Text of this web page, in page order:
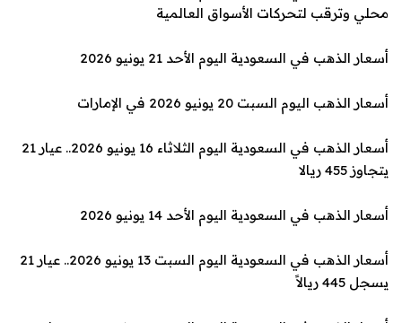
محلي وترقب لتحركات الأسواق العالمية
أسعار الذهب في السعودية اليوم الأحد 21 يونيو 2026
أسعار الذهب اليوم السبت 20 يونيو 2026 في الإمارات
أسعار الذهب في السعودية اليوم الثلاثاء 16 يونيو 2026.. عيار 21
يتجاوز 455 ريالا
أسعار الذهب في السعودية اليوم الأحد 14 يونيو 2026
أسعار الذهب في السعودية اليوم السبت 13 يونيو 2026.. عيار 21
يسجل 445 ريالاً